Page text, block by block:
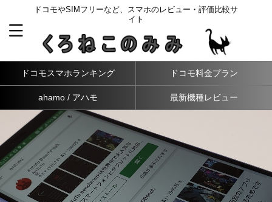
ドコモやSIMフリーなど、スマホのレビュー・評価比較サ
イト
ドコモスマホランキング ドコモ料金プラン
ahamo / アハモ 最新機種レビュー